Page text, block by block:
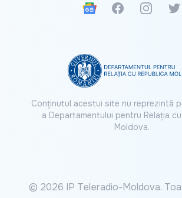
Google News
FacebookInstagram
Conținutul acestui site nu reprezintă
a Departamentului pentru Relația
Moldova.
© 2026 IP Teleradio-Moldova.